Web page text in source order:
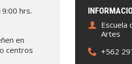
Escuela
Artes
+562
hrs.
en
centros